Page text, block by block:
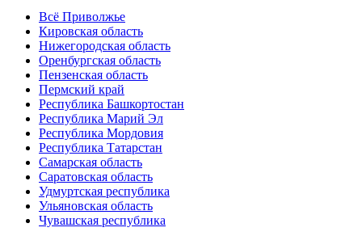
Всё Приволжье
Кировская область
Нижегородская область
Оренбургская область
Пензенская область
Пермский край
Республика Башкортостан
Республика Марий Эл
Республика Мордовия
Республика Татарстан
Самарская область
Саратовская область
Удмуртская республика
Ульяновская область
Чувашская республика